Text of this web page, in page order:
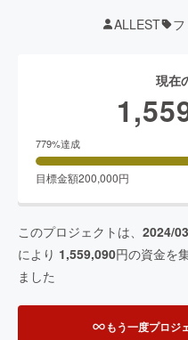
ALLEST
現在
779%達成
目標金額200,000円
このプロジェクトは、 2024/
により 1,559,090円の資金を
ました
もう一度プロジ